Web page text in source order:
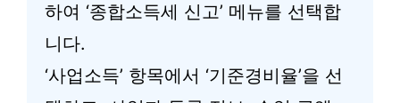
하여 ‘종합소득세 신고’ 메뉴를 선택합
니다.
‘사업소득’ 항목에서 ‘기준경비율’을 선